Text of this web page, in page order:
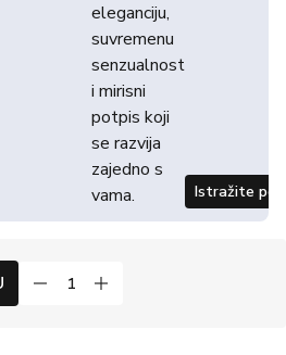
eleganciju,
suvremenu
senzualnost
i mirisni
potpis koji
se razvija
zajedno s
vama.
Istražite